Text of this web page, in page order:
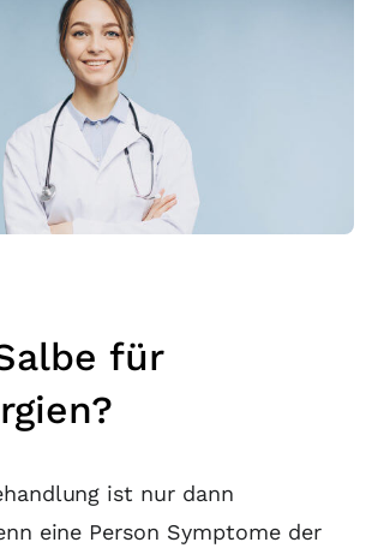
für
ist nur dann
eine Person Symptome der